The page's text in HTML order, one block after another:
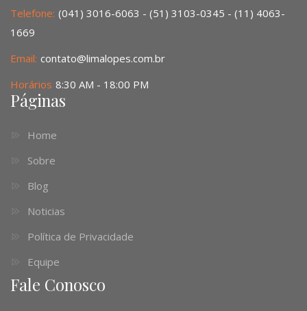
Telefone: (041) 3016-6063 - (51) 3103-0345 - (11) 4063-
1669
Email: contato@limalopes.com.br
Horários 8:30 AM - 18:00 PM
Páginas
Home
Sobre
Blog
Noticias
Política de Privacidade
Equipe
Fale Conosco